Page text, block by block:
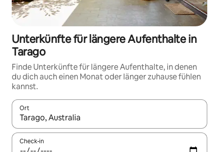
Unterkünfte für längere Aufenthalte in
Tarago
Finde Unterkünfte für längere Aufenthalte, in denen
du dich auch einen Monat oder länger zuhause fühlen
kannst.
Ort
Wenn Ergebnisse verfügbar sind, navigiere mit den
Check-in